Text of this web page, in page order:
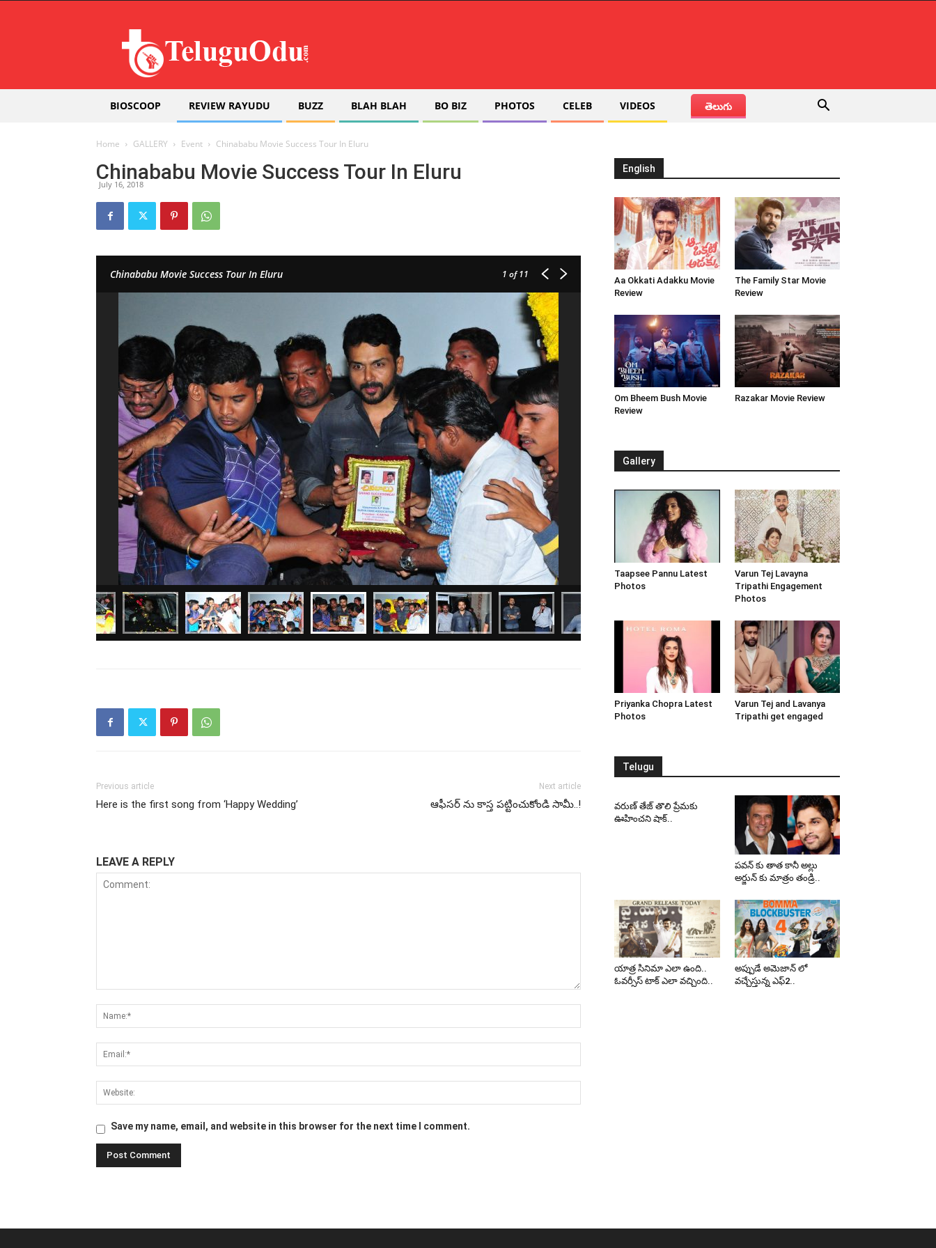
BIOSCOOP REVIEW RAYUDU BUZZ BLAH BLAH BO BIZ PHOTOS CELEB VIDEOS తెలుగు
Home GALLERY Event Chinababu Movie Success Tour In Eluru
Chinababu Movie Success Tour In Eluru
July 16, 2018
Chinababu Movie Success Tour In Eluru 1 of 11
Previous article
Here is the first song from ‘Happy Wedding’
Next article
ఆఫీస‌ర్ ను కాస్త ప‌ట్టించుకోండి సామీ..!
LEAVE A REPLY
Save my name, email, and website in this browser for the next time I comment.
English
Aa Okkati Adakku Movie
Review
The Family Star Movie
Review
Om Bheem Bush Movie
Review
Razakar Movie Review
Gallery
Taapsee Pannu Latest
Photos
Varun Tej Lavayna
Tripathi Engagement
Photos
Priyanka Chopra Latest
Photos
Varun Tej and Lavanya
Tripathi get engaged
Telugu
వరుణ్ తేజ్ తొలి ప్రేమకు
ఊహించని షాక్..
పవన్ కు తాత కానీ అల్లు
అర్జున్ కు మాత్రం తండ్రి..
యాత్ర సినిమా ఎలా ఉంది..
ఓవర్సీస్ టాక్ ఎలా వచ్చింది..
అప్పుడే అమెజాన్ లో
వచ్చేస్తున్న ఎఫ్2..